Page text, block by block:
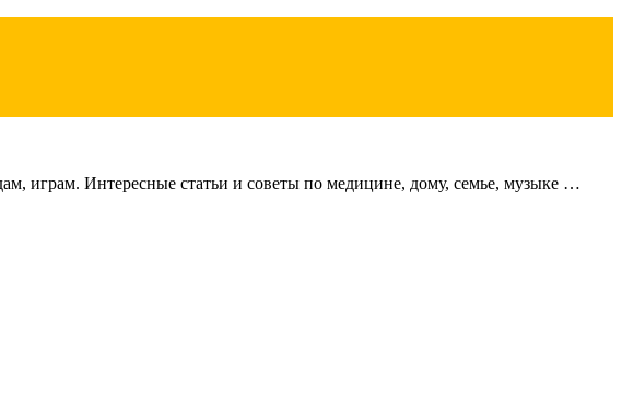
играм. Интересные статьи и советы по медицине, дому, семье, музыке …